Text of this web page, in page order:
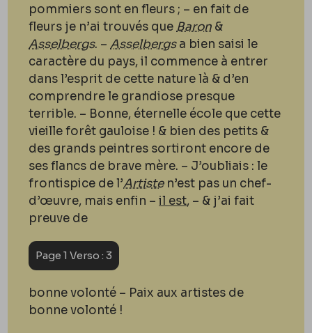
pommiers sont en fleurs ; – en fait de
fleurs je n’ai trouvés que Baron &
Asselbergs. –Asselbergsa bien saisi le
caractère du pays, il commence à entrer
dans l’esprit de cette nature là & d’en
comprendre le grandiose presque
terrible. – Bonne, éternelle école que cette
vieille forêt gauloise ! & bien des petits &
des grands peintres sortiront encore de
ses flancs de brave mère. – J’oubliais : le
frontispice de l’Artisten’est pas un chef-
d’œuvre, mais enfin –il est, – & j’ai fait
preuve de
Page 1 Verso : 3
bonne volonté – Paix aux artistes de
bonne volonté !